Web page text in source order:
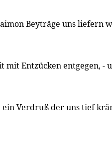
Beyträge uns liefern
mit Entzücken entgegen, -
Verdruß der uns tief